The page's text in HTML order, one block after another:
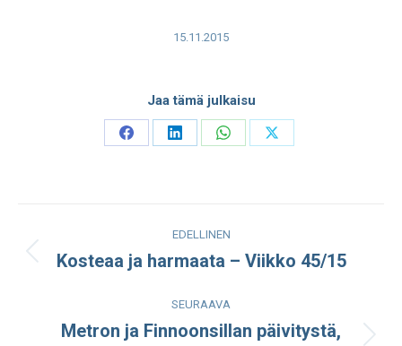
15.11.2015
Jaa tämä julkaisu
Share
Share
Share
Share
navigation
EDELLINEN
Edellinen
Kosteaa ja harmaata – Viikko 45/15
SEURAAVA
Metron ja Finnoonsillan päivitystä,